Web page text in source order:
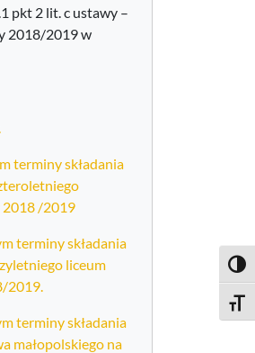
pkt 2 lit. c ustawy –
2018/2019 w
terminy składania
2018 /2019
terminy składania
liceum
2019.
terminy składania
małopolskiego na